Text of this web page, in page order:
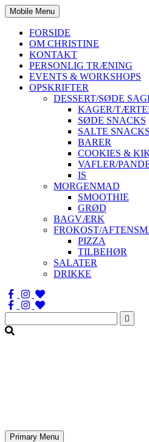
Mobile Menu
FORSIDE
OM CHRISTINE
KONTAKT
PERSONLIG TRÆNING
EVENTS & WORKSHOPS
OPSKRIFTER
DESSERT/SØDE
KAGER/
SØDE SNACKS
SALTE SNACKS
BARER
COOKIES &
VAFLER/
IS
MORGENMAD
SMOOTHIE
GRØD
BAGVÆRK
FROKOST/
PIZZA
TILBEHØR
SALATER
DRIKKE
Søg
efter:
Primary Menu